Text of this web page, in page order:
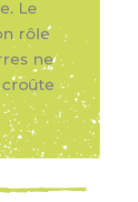
Le
rôle
ne